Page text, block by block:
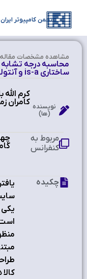
انجمن کامپیوتر ایران
مشاهده‌ مشخصات مقاله
محاسبه درجه تشابه
ساختاري is-a و آنتولوژي
كرم
كامران نویسنده
(ها)
مربوط به
کنفرانس
يكي
است
چکیده